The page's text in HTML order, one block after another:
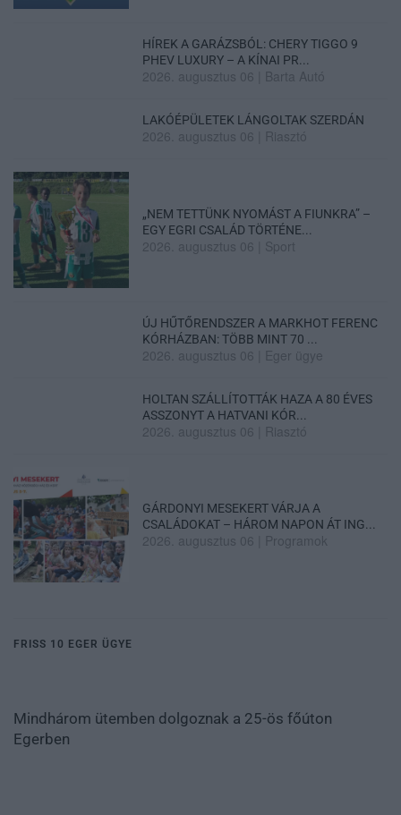
HÍREK A GARÁZSBÓL: CHERY TIGGO 9
PHEV LUXURY – A KÍNAI PR...
2026. augusztus 06 Barta Autó
LAKÓÉPÜLETEK LÁNGOLTAK SZERDÁN
2026. augusztus 06 Riasztó
„NEM TETTÜNK NYOMÁST A FIUNKRA” –
EGY EGRI CSALÁD TÖRTÉNE...
2026. augusztus 06 Sport
ÚJ HŰTŐRENDSZER A MARKHOT FERENC
KÓRHÁZBAN: TÖBB MINT 70 ...
2026. augusztus 06 Eger ügye
HOLTAN SZÁLLÍTOTTÁK HAZA A 80 ÉVES
ASSZONYT A HATVANI KÓR...
2026. augusztus 06 Riasztó
GÁRDONYI MESEKERT VÁRJA A
CSALÁDOKAT – HÁROM NAPON ÁT ING...
2026. augusztus 06 Programok
FRISS 10 EGER ÜGYE
Mindhárom ütemben dolgoznak a 25-ös főúton
Egerben